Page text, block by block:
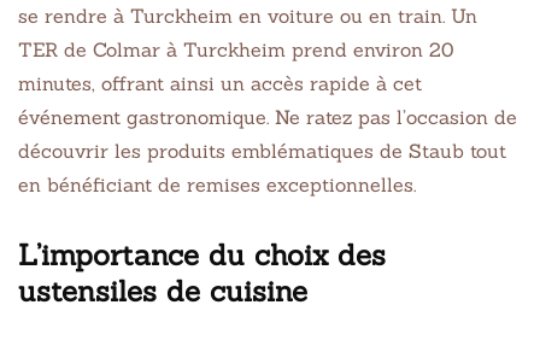
se rendre à Turckheim en voiture ou en train. Un
TER de Colmar à Turckheim prend environ 20
minutes, offrant ainsi un accès rapide à cet
événement gastronomique. Ne ratez pas l’occasion de
découvrir les produits emblématiques de Staub tout
en bénéficiant de remises exceptionnelles.
L’importance du choix des
ustensiles de cuisine